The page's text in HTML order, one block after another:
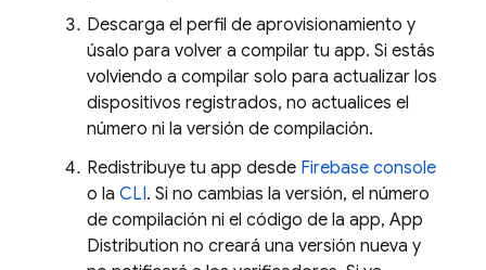
Descarga el perfil de aprovisionamiento y
úsalo para volver a compilar tu app. Si estás
volviendo a compilar solo para actualizar los
dispositivos registrados, no actualices el
número ni la versión de compilación.
Redistribuye tu app desde Firebase console
o la CLI. Si no cambias la versión, el número
de compilación ni el código de la app, App
Distribution no creará una versión nueva y